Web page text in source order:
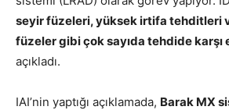
seyir füzeleri, yüksek irtifa tehditleri
füzeler gibi çok sayıda tehdide
açıkladı.
IAI’nin yaptığı açıklamada, Barak MX